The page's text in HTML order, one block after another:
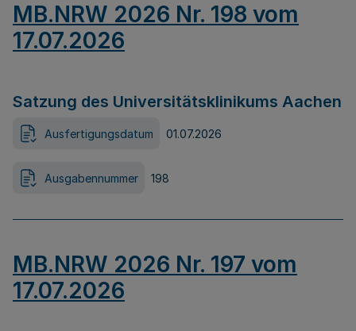
MB.NRW 2026 Nr. 198 vom
17.07.2026
Satzung des Universitätsklinikums Aachen
Ausfertigungsdatum 01.07.2026
Ausgabennummer 198
MB.NRW 2026 Nr. 197 vom
17.07.2026